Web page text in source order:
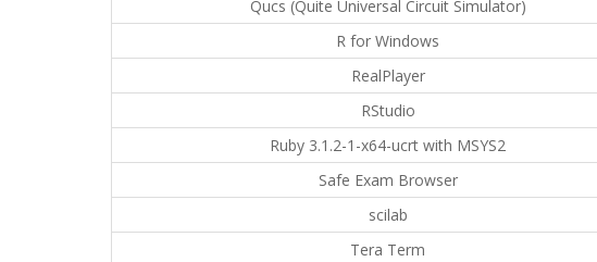
Qucs (Quite Universal Circuit Simulator)
R for Windows
RealPlayer
RStudio
Ruby 3.1.2-1-x64-ucrt with MSYS2
Safe Exam Browser
scilab
Tera Term